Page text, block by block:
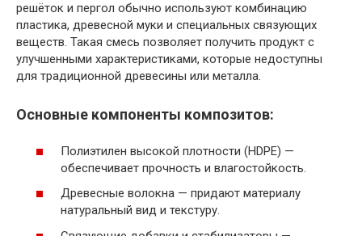
решёток и пергол обычно используют комбинацию
пластика, древесной муки и специальных связующих
веществ. Такая смесь позволяет получить продукт с
улучшенными характеристиками, которые недоступны
для традиционной древесины или металла.
Основные компоненты композитов:
Полиэтилен высокой плотности (HDPE) —
обеспечивает прочность и влагостойкость.
Древесные волокна — придают материалу
натуральный вид и текстуру.